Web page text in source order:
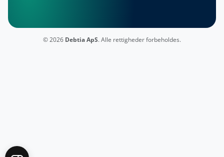
© 2026 Debtia ApS. Alle rettigheder forbeholdes.